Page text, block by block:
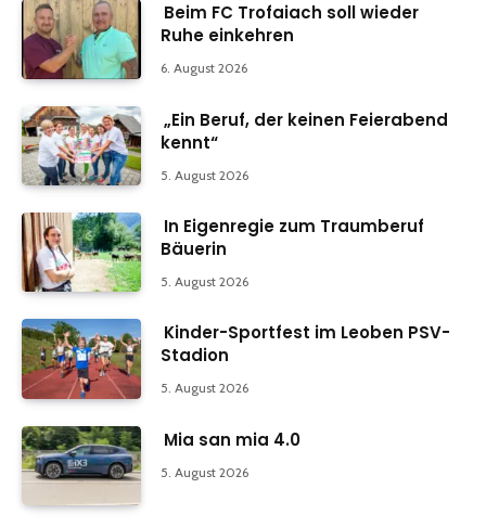
Beim FC Trofaiach soll wieder
Ruhe einkehren
6. August 2026
„Ein Beruf, der keinen Feierabend
kennt“
5. August 2026
In Eigenregie zum Traumberuf
Bäuerin
5. August 2026
Kinder-Sportfest im Leoben PSV-
Stadion
5. August 2026
Mia san mia 4.0
5. August 2026